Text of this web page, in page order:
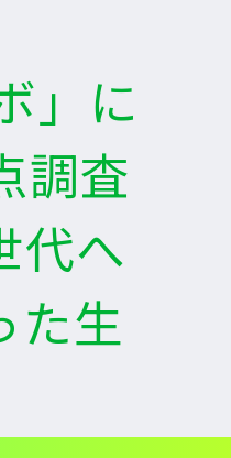
」に
調査
代へ
た生